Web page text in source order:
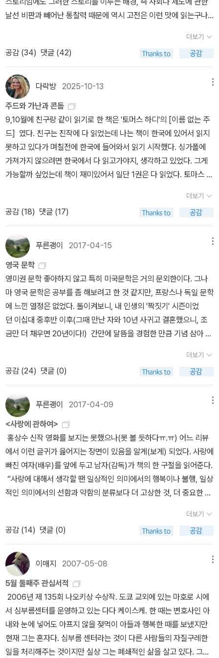
내는 억척스럽되, 지적 생활과는 거리가 먼 이 여자와의 삶을 위해 그
불행한 결혼은 그녀가 부모와 함께 호주로 떠나면서 종지부를 찍게
된다. 자신의 유보된 꿈을 실현하게 위해 찾아간 크라이스트민스터에
서 그는 사촌간인 수를 만나게 되고 그녀와 사랑에 빠진다. 주드와 수
는 가까운 친척이라는 것 외에도 “한 사람이 둘로 쪼개진 것 같은” 존
재이자 “속박되지 않으면 얼마든지 잘하는 일을 속박되면 마음이 내
키지 않는 습성이 우리 핏줄기에 들어있는” 연인들이다. 둘로 쪼개진
한 몸은, 아마 플라톤의 <향연>에 나오는 비유를 끌어들인 것이리라.
본래 한 몸이었던 남자-여자를 제우스가 남자/여자로 쪼갰다는 신화.
그런 플라톤에게서 사랑은 잃어버린 반쪽을 찾는 행위다. 그래서 수
가 주드의 옛 스승이자 나이차가 많은 필롯슨과 성급하게 결혼을 했
어도 두 사람이 서로의 주변을 끊임없이 맴돌며 두 사람의 온전한 결
합을 꿈꾸는 것도 그렇게 이해된다. 주드는 수의 곁을 떠나 사도가 되
때문에 좌절되고 만다. 주드는 그의 야심과 성실함에도 불구하고 가
다. 이 소설에서 가장 섬뜩한 부분은 주드의 첫 번째 결혼에서 태어난
아이가 두 사람의 아이를 죽이고 자신마저 자살하는 장면이다. 비극
의 신인 멜포메네의 얼굴을 하고 있다는 이 아이가 남긴 유서는 “우리
들이 너무 많아서 이렇게 떠납니다”라는 것. 크라이스트민스터의 집
주인들이 아이들이 셋이나 되는 이 가족에게 세를 들이지 않으려 하
자 이 아이는 임신한 수를 향해 “세상 안에 있는 것보다는 밖에 있는
편이 낫죠?”라며 “어머니는 어째서 이토록 심술궂고 잔인할 수가 있
함께 있을 방이 없어서 아버지가 다른 곳으로 가야하고 우리는 내일
쫓겨 나가야 하는데도 식구 하나를 곧 또 데려오다니!”라고 격렬하게
말한다. 이 대목은 어린아이의 투정으로 느껴지지 않는다. 마치 이것
은 주드와 수의 사랑의 실존이 필연적으로 부딪치게 되는 어떤 운명
적 장벽처럼 느껴진다. 주드와 수의 사랑은 아이러니의 연속이다. 사
랑이 깊어질수록 둘의 삶은 더 비극적이 되고, 사랑의 결실인 아이들
로 인해 더 큰 비극성이 잉태된다. 수는 주드에게 “날 사랑해선 안돼
요. 나를 좋아하기만 하세요. 그 이상은 안돼요”라는 말하지만 두 사
람의 애정은 그 한계를 용납하지 않는다. 둘은 가정을 꾸리고 살지만
그것을 제도적으로 보장하는 결혼에는 이르지 못한다. 사랑의 감정적
완성과 사회적 공인, 내지는 제도 속의 편입은 두 사람에게 불가능하
는 순간 깨어지는 것이다. “서둘러 결혼하고 천천히 후회하라”라는
의 사랑이 낳은 비극(아이들의 죽음) 앞에서 결국 결별하게 된다. “안
녕하 가세요, 나의 동료 죄인이며, 가장 친절한 친구인 오빠”, “잘 가
시오 나의 잘못 생각하는 아내여.” 이어 주드는 다시 돌아온 첫 부인
아라벨라로부터 버림받은 채 죽는다. 죽어가는 주드가 외치는 성경의
구절들은 자기부정의 묵시록으로 기억될 만하다. “내가 태어난 날을
멸하게 하라. 남자 아이를 잉태하였다하던 밤도 멸하게 하라.”“그날
이 어둠이 되게 하라. 하느님이 위에서 돌보지 말게 하라. 빛이 그날을
들을 나누게 되면서 아아, 어느밤, 루시아는 충동적으로 니콜라에게
입을 맞추게 된다. 니콜라는 당황하지만, 수많은 로맨스 영화의 클리
셰가 그러하듯, 열정으로 들끓어 입맞춤을 격하게 다시 시작하는 대
않고, 화를 내지도 않고, 그냥 얌전히 돌아가는 것이다. 아, 루시아여..
루시아에겐 '오마르' 라는 남자친구가 있었다. 그런데 이들의 종교가
달라서 오마르는 자신의 아버지에게 루시아를 여자친구라 소개하지
못하고, 이에 루시아는 빡친 상태였다. 지금 루시아가 시실리에 와 있
으면서 전화 통화만 하면서 루시아는 오마르에게 좀 스트레스를 받은
상황. 그러나 정리하지도 못한 상황에서 신부 니콜라에게 키스를 해
버렸어요. 키스, 키스, 키스...다음날, 루시아가 무슨 창고 같은거 혼자
정리하고 있는데, 니콜라가 갑자기 들어와서 문을 잠근다. 그리고 루
시아에게 '나에게 사과해요' 라고 말한다. 루시아는 당황해서 아무말
잊을 수 없게 만든걸' 사과 하라는거다. 하여간 이런 뉘앙스였다. 또
하고 싶은걸 사과하라는 거였나? 하여간 그래서 이 둘이 불이 붙어가
지고 바깥에서는 아이들의 야유회 활동이 한창인데, 이들은 창고에서
섹스를 하는 것입니다. 니콜라, 그는 신부인데... 그에겐 신이 있는
데........아 신이시여, 왜 남자친구 있는 여자에겐 남자가 꼬이고 virgi
n 인 여자는 그토록 바라는데도 남자 하나 주시지 않는건가요. 왜
죠? 그 뒤로 그들은 그냥 만나기만 하면 섹스를 한다. 여기서도 하고
저기서도 하고.. 딱히 19금 스러운 영화는 아닌 것 같고, 에로 영화도
아니다. 그냥 로맨스 영화인데, 자, 그러면 이제 이들은 어떻게 될까?
루시아는 남자친구 오마르에게 이별을 말하고 오마르는 울면서 그녀
를 떠난다. 발렌티나는 이들의 사이를 알고 빡이 친다. 왜 아니겠는가,
그러나 발렌티나는 미안해하는 루시아에게 '그를 좋아해서 잘 되게
도와달라고 했던 건, 우리 둘이 함께할 수 있는 것이기 때문이었다' 라
고 말한다. 그러니까 발렌티나는 우정을 소중히 생각했다는 것 같았
다. 하여간 그러거나 말거나 루시아와 니콜라의 애정행각이 이어지는
가운데, 그들에게도 미래를 결정해야 할 때가 도래하였으니, 이 여름
의 행사 기간이 끝났고, 루시아는 자신이 살던 도시로 돌아가야 했던
것이다. 니콜라에게 너는 네 길을 가라고 하면서, 그렇게 루시아는 떠
난다. 나는 아마 오마르랑 함께 하게 될거야, 라고 말하면서... 헤어짐
은 당연히 슬픈것이니, 그와 쿨하게 헤어지는 것 같았던 루시아는 혼
자서 발렌티나의 품에 안겨 운다. 이별은 슬픈 거에요. 정말 몰랐어요,
사랑이란 유리 같은것... 그런데 나는 니콜라가 궁금했다. 그녀와 사랑
했던 것, 육체적 관계가 있었던 것을, 설사 아무도 모른다고 해도... 신
부의 활동을 계속할 수 있을 것인가. 아아, 나에겐 속세의 섹스가 있었
그의 미래가 궁금했다. 루시아야 이별의 아픔을 겪겠지만 어쨌든 시
간이 지나면 회복하고 또 일상을 살아가겠지만, 성직자였던 니콜라에
게 그 후는 어떻게 찾아들것인가. 영화는 놀랍게도 그러부터 5년 후
를 보여준다. 그곳은 도시였다. 루시아가 사는 도시.. 어디인지 지금
까먹었네. 로마였나 밀라노였나.. 하여간 루시아는 아마도 업무를 마
치고 활기차게 도시를 걷는 중이었다. 집에 가는 모양이었다. 그런데
길에서 우연히!! 니콜라를 만난 것이다. 오, 니콜라?! 니콜라도 루시
아! 하면서 반가워한다. 그들은 길 한가운데서 반가워하며 안부를 전
되었나?! 이 인간이 화장실을 다녀오겠다며 잠깐 자리를 비웠다. 워
방이 여기서는 그만 마시자고 해서 그럼 저도 화장실 좀! 하면서 일어
나서 계산하고 오려고 했는데….. 아 징짜 이 인간이 계산 또 다 했어.
진짜 왜 그녀는 지갑마저 기민한가? 너무 통탄스러웠다. 사실 나는
내가 더 쓰면 썼지 누구한테 얻어먹는 거(신세 지는 거) 못 견뎌하는
편인데 다락방한테는 늘 진다. 우리 둘째 고양이별로 떠났을 때도 그
싱가포르에서 위로 선물을 챙겨 보내서 진짜…. 너무 고마웠었는데 그
래서 이 인간이 싱가포르에서 엽서 보냈을 때 오호라! 여기 주소 있겠
구나! 뭐 좀 챙겨 보내야지 하고 엽서를 샅샅이 봐도 이 치밀한 인간
주소를 안 썼어……-_-그래서 순댓국과 수육만큼은 내가 대접하고 싶
었는데 그 기회도 빼앗기고 심지어 나는 어제 빈손,무가방(가방 들고
다니는 거 싫어함)으로 나갔는데 빵이며 커피며 쇼핑백 두 개에 그득
그득 담아온 것이다락방 주변에 사람이 많는 이유는 아마도 이런 따
을 갔는데, 이 인간이 소심하게 먹태 같은 걸 시킬까요해서 너무 웃겼
ㅋㅋㅋㅋㅋ 후라이드치킨을 주문했다. 한마리. 다락방은 싱가포르에
서 이 한국 후라이드치킨과 순댓국이 진짜 먹고 싶었는데 오늘 다 먹
는다며 참으로 행복해했다…… 누가 보면 싱가포르에서 6년 있었는
줄….. ㅋㅋㅋㅋㅋㅋㅋㅋ 아무튼 다락방에게 후라이드치킨이라도 맛
나게 사줄 수 있어서 기뻤다.많은 이야기를 했고 많은 책 이야기도 했
다. 어제의 뜻밖의 수확은 장안(?)의 화제 앤드류의 실물 영접….은
아니고 실물 사진 영접 ㅋㅋㅋㅋㅋㅋㅋㅋㅋㅋㅋㅋ 아놔 진짜 충격이
리 님! 단발머리 님 그 멘트에 제가 한 살 더 올렸습니다. ㅋㅋㅋㅋㅋ
ㅋㅋㅋㅋㅋㅋ 아 진짜 앤드류…… ㅋㅋㅋㅋㅋㅋㅋㅋㅋㅋㅋㅋ아! 이게
제일 중요하다. 주말임에도 페이퍼를 쓰는 이유는…. 다락방이 꼭 호
주에서 사온 원두를 마신 후 어떤지 후기 올려달래서!오늘 아침에 5
호 병원 다녀와서(5호는 여전히 주말마다 병원 투어 중) 느긋하게 커
피를 내렸다. 커피맛에 일가견 있다는 다락방의 여동생분이 그토록
극찬했다는 이 원두. 호주의 자부심이 담긴 원두! 얼죽아인 집사2를
위해서는 아아로, 나는 따뜻하게….집사2가 이렇게 말했다. “헐… 올
해 마신 커피 중에 제일 맛있어!!!!”“올해 아직 2월인데….” ㅋㅋㅋㅋ
ㅋㅋ“아, 작년부터 올해까지 마신 커피 중에 제일 맛있어! 신맛이 이
렇게 풍부하면서 고소하고 진해!“정말 그랬다. 원두 생김새부터 좀 달
마시면 고소하다가 끝에 베리류 산미가 확 번지고 아이스로 마시면
그 반대로 맛이 느껴진다. 산미가 좋아서 그런지 아이스로 마시는 게
더 잘 어울리는 것도 같고…!? 아무튼 최고였다락방! 고맙다락방!그리
고 아래는 어제 우리가 나눈 이야기들 속에 등장한 책들….(10개밖에
못 올린다고!?)샐리 루니 안 잊었지 다락방?! ㅋㅋㅋㅋㅋ그리고 다락
방 남동생분 대빵이님이 ㅋㅋㅋㅋㅋㅋ 추천하신 히든 픽쳐스 어제부
터 읽기 시작했는데…… 오오, 재미나다!아무튼 다락방 다음엔 내가
먼저 화장실 간다!!!
늘 식빵이 정도에서 멈췄는데 삼겹살/와인병 되니까 신기해서 캡쳐도
했었다능 ㅋㅋㅋㅋㅋㅋ2025년 하반기에 좋았던 책들....(되도록 20
25년에 출간된 책에서 골라보려고 애썼다) 상반기 리스트를 보고 싶
은 분은 클릭.문학2024년에 이어 여전히 소설을 많이 읽지 못했다.
라보자면. 김안나, <어느 아이 이야기>별 기대 없이 읽다가 막판에
는 으아!...했다. 초반에 좀 지루한 느낌이 없잖아 있는데(건조한 보고
서 형식이 이어지는 부분은 더욱) 어느 순간부터 이야기에 빨려 들어
가더니, 도대체 왜? 하는 생각과 함께 ‘대니’의 생부는 과연 누구인가
추리소설을 읽는 느낌까지 든다. 같은 소재를 다뤄도 다른 방식&관점
으로 말하면 이렇게 새로운 작품이 탄생하는구나, 그래서 역시 문학
이지 고개를 끄덕끄덕하게 되는 작품이었다. 글자 수 제한 때문에 10
0자평은 줄여서 올렸는데 원래 끼적인 감상은 이렇다. ‘이 세상에 흩
삶. 다른 인종의 피가 흐르는 아이를 낳은 젊은 두 여성(‘캐럴’과 ‘H
a’)의 삶이 교차하며 그려진다. 인종과 국가, 국가 간의 경계 이런 것
들은 개인에게 어떤 지문을 남기는 것일까. 그토록 건조하고 경멸에
찬 느낌마저 주던 보고서가 막판에 달라지는 것을 보면 뭉클하면서도
참.... 인간은 측정이 가능한 존재인가? 인간의 거죽은 인간의 영혼과
연결돼 있는가? 묵직한 질문이 남는다. 그러니까 인종차별/우생학...
더불어 나치의 만행 같은 것들까지도 담긴 수작이다. 이런 소재 뻔할
것 같다고 생각하는 분들은 한번 읽어보시라. 아닐걸? ‘밀리의 서
재’에서 읽었는데, 밀리에서 읽기를 잘했다는 생각이 들었다. 온통 밑
줄이었는데, 종이책으로 읽었으면 이걸 언제다 옮기나...? 한숨 쉬었
을 듯. 밀리는 복사해서 옮겨두면 좋아요... 어떻게 인간을 측정하는
가? 존경심으로? 아니면 헌정하는 마음으로? 아니면 절대적 정확성
고통이 있으리니, 그는 객관성을 어긴 것이다. 그런데 이 측정을 통해
을? 인간의 거죽이 인간의 영혼과 연결돼 있다고, 아니, 아니다, 단순
히 연결된 정도가 아니라 아예 거죽이 그 인간의 영혼을 직접 지시하
는 것이다. 이 테제를 요약하면, 우리는 피부와 눈의 형태와 입술의 두
께 및 너비와 콧구멍의 형태로부터 영혼의 사본을 보는 것이다. 귀스
타브 르봉이 19세기 말에 주장했듯이, 모든 영혼은 정신의 지형을 갖
고 있는데 이는 정확히 그의 해부학적 지형과 똑같이 확정되어 있다.
-<어느 아이 이야기>, 지은이 | 김안나 - 밀리의 서재 존 밴빌, <오래
각해 보면 ‘이야기’때문일 수도 있지만 반드시 ‘이야기’ 때문만은 아니
라는 것을 일깨워주는 책이랄까. 나는 특히 더 그런 사람이란 걸 깨달
았다. 스토리만이 중요하다면 장르소설을 읽겠지...만 나는 장르소설
에서는 재미를 못 느낀다(오히려 지루해 죽을 것 같음). 왜냐면 결국
문학은 문체가 중요하니까. 그런 점에서 존 밴빌은, 문장이, 표현이 정
말 어쩜 이래?! 오랜만에 정말 제대로 쓰인 문학을 읽는 기분이었다.
오죽하면 다 읽고 나서 원서 전자책 찾아서 문장을 개처럼 훑었다...
미시즈 그레이의 “내 생각에 너는 이제 집에 가야 할 것 같아.”(p.32
1) 이 문장도 잊히질 않는다. 내가 평생 사랑했던 아우라 넘치는 모든
여자는, 지금 나는 사랑했다는 말을 가장 넓은 의미에서 사용하고 있
는데, 나에게 자신의 자국을 남겼다. 옛 창조의 신들이 진흙을 빚어 우
더보기
공감 (34) 댓글 (42)
다락방 2025-10-13
주드와 가난과 콘돔
9,10월에 친구랑 같이 읽기로 한 책은 '토머스 하디'의 [이름 없는 주
드] 였다. 친구는 진작에 다 읽었는데 나는 책이 한국에 있어서 읽지
못하고 있다가 며칠전에 한국에 들어와서 읽기 시작했다. 싱가폴에
가져가지 않으려면 한국에서 다 읽고가야지, 생각하고 있었다. 그게
가능할까 싶었는데 책이 재미있어서 일단 1권은 다 읽었다. 토마스 하
다. [성난 군중으로부터 멀리]는 읽고 다소 실망했던 감상을 남겼는
데, 흐음, 이게 뭐 그렇게 여성주의적이라고 상찬인거지? 햇는데 이
번에 주드 읽으면서 책날개의 소개를 보니 성난 군중으로부터 멀리가
두번째 책, 그러니까 하디의 초창기 작품이었다. 테스도 재미있게 읽
었지만 하디를 좋아한다고 생각하진 않았었는데, 막상 이번에 하디를
읽는다고 하니(친구가 고른 작품이다) 하디 때문에 영문학을 전공한
다고 했던 '아나스타샤'가 떠올랐다. 하디는 내 생각보다 더 대단한 작
가일지도 모르겠다, 고 생각했는데, 영화 <그레이의 50가지 그림자>
에서 아나스타샤가 친구 대신 대기업의 젊은 보쓰인 그레이를 인터뷰
하러 갔을 때, 친구 대신 왔음을 밝히며 자신은 영문학과라고 했더랬
다. 그때 그레이는 아나스타샤에게 큰 흥미를 느끼며 물어본다.'샬롯
브론테, 제인 오스틴, 토마스 하디 중 누구죠? 당신을 문학으로 인도
한게..'그리고 아나스타샤는 이렇게 답한다.'하디요.'당시에 저 세 명의
영문학 전공을 선택할 때 대부분 저 세 명중에 한 명인가보구나, 라고
만 생각했다. 그리고 샬롯 브론테, 제인 오스틴이 아니라 저 세 명중
유일한 남자 성별인 하디를 선택한게 인상적이어서 이 장면을 기억하
고 있다. 이 영화 외에도 다른 영화에서도 하디를 좋아하는 주인공이
나왔던 것 같은데 잘 기억은 안난다. 어쨌든 그레이는 그 뒤로 참... 어
처구니 없는게, 자기가 부러 아나스타샤 보러겨 아나스타샤가 아르바
이트하는 가게를 찾아가놓고서는, 자기한테 흥미를 보이는 아나스타
샤에게 '나를 멀리해요' 라고 한다. 웃겨 진짜 ㅋㅋㅋㅋㅋㅋㅋㅋ니가
샤한테 이번에는 [테스]의 초판본(first edition)을 보내준다. 야, 너
를 멀리하라며 ㅋㅋㅋㅋㅋㅋㅋㅋㅋㅋㅋㅋㅋ그러나 내가 하려고 한
이야기는 그레이의 50가지 이야기 .. 가 아니라 이름 없는 주드에 대
한 것이다.이름 없는 주드라면 아주 오래전에 그러니까 아마도 이십
년도 더 전에 영화를 먼저 보았더랬다. 그 영화의 전체적인 분위기가
우울했던 것과 그리고 영화의 후반부에서 너무 충격적인 아이들의 죽
음 장면이 나오던 것만 기억에 남아있었다. 그래서 책으로 보니 처음
에 새로웠는데, 하아, 주드.. 어릴적부터 부모도 죽고 가난해서 할머니
밑에서 자라면서 사랑을 받지 못하고 노동을 하며 지낸다. 할머니는
너도 부모랑 같이 갔어야 됐는데, 라는 말을 아무렇지도 않게 내뱉는
인물이다. 어린 나이에도 돈을 벌기 위해 옆 농부네 농장에 일하러 갔
더보기
공감 (18) 댓글 (17)
푸른괭이 2017-04-15
영국 문학
영미권 문학 좋아하지 않고 특히 미국문학은 거의 문외한이다. 그나
마 영국 문학은 공부를 좀 해보려고 한 것 같지만, 프랑스나 독일 문학
에 느낀 열정은 없었다. 돌이켜보니, 내 인생의 '짝짓기' 시즌이었
던 이십대 중후반 이후(그때 만난 자와 10년 사귀고 결혼했으니, 조
금만 더 채우면 20년이다!) 간만에 달뜸을 경험한 만큼 기념 삼아 내
시절, 초록색 표지의 아주 조그만 책으로 된 셰-어 전집에 도전한 기
억이 있다. 그래봐야 별로 접수하지 못한 것 같다. 나이 들고 비극부터
차근차근 읽어가고 있다. 책으로 읽지는 않아도 BBC 드라마와 수준
높은 애니메이션을 통해 희극, 로맨스, 사극 등도 많이 접하게 되었다.
명불허전이다. 셰-어는 지금은 치매로 요양원에 누워 계신 큰아버지
의 전공이기도 하(했)다. 그 다음, 고등학교 때 읽으면 무척 -
시피 봤지만 서른 넘으면서부터는 그 나름의 의미를 보게 된 작가. 제
인 오스틴이다. 전집이 나온 건 지금 알았다, 깜놀. 책도 책이지만, 영
화로도 익숙하다. <이성과 감성>에는 엠마 톰슨, 케이트 윈슬렛, 휴
그랜트, 알란 릭맨(지금은 고인이 된) 등의 배우들이 나왔던 듯하다.
<오만과 편견>은 말할 필요도 없겠다. 영국의 사고방식, 생활 패턴,
역시나 여성 작가들이지만 제인 오스틴과는 좀 다른 종류의
아껴왔다. 헐, 앤 브론테가 번역된 건 지금 알았다. 그리고
19세기 문학, 혹은 소설사에서 빼놓으면 어딘가 미안한 작가, 찰스 디
킨스. 살아생전에 그는 러시아 작가들에게도 모델이었는데, (유감스
럽게도 읽지 못한!) 그의 <픽윅(?) 클럽>은 도..키가 좋아했던 작품
이기도 하다. 대표작인 <위대한 유산>은 러브스토리가 아니라 고아
소년 핍의 성장담, '젠틀맨-되기'의 드라마로 읽힌다. 귀국한 다음 30
대 초반 어느 날, 도서관에서 <데이비드...>를 읽던 기억이 아스라하
다. 19세기 영국 작가 중에 이런 자도 있었는데, 어느 시점
더보기
공감 (24) 댓글 (0)
푸른괭이 2017-04-09
<사랑에 관하여>
홍상수 신작 영화를 보지는 못했으나(못 볼 듯하다ㅠ.ㅠ) 어느 리뷰
에서 이런 글귀가 읊어지는 장면이 있음을 알게(보게) 되었다. 사랑에
빠진 여자(배우)를 앞에 두고 남자(감독)가 책의 한 구절을 읽어준다.
“사랑에 대해서 생각할 땐 일상적인 의미에서의 행복이나 불행, 일상
적인 의미에서의 선함과 약함의 분류보다 더 고상한 것, 더 중요한 것
아야 한다는 것을 알겠습니다.” 이 소설은 수업 시간에는 잘 다루지
않으나 체호프의 단편 중 하나이다. 보다 더 대표작이고 교과서에 가
까운 <상자 속 사나이(인간)>에 이어 '소(작은) 삼부작'으로 쓰인 소
설 중 하나. 국내 번역본 중 하나는 아예 이 소설을 표제작으로 내걸었
다. 표지 그림, 뜻밖에도(!) 추상화의 대가 칸딘스키가 그린 수채화이
다. 사랑. 연애. 결혼. 쉽고도 어렵고, 또 어렵고도 쉽다. '개
나 소나' 다 하는 것이면서(그야 짝짓기, 번식 이런 거니까 지렁이도
한다) 동시에 너무 고등한(!) 동물은 인간은 의외로 (잘) 하기 힘든 어
떤 것이기도 하다. 그렇기에 더더욱 체호프의 저 아포리즘 같은 말이
의미심장하게 들리는지도 모르겠다. 하지만 역시나 체호프의 재능은
더보기
공감 (14) 댓글 (0)
이매지 2007-05-08
5월 둘째주 관심서적
2006년 제 135회 나오키상 수상작. 도쿄 교외에 있는 마호로 시에
서 심부름센터를 운영하고 있는 다다 케이스케. 한 때는 변호사인 아
내와 눈에 넣어도 아프지 않을 젖먹이 아들과 행복한 때를 보냈지만
현재 그는 혼자다. 심부름 센터라는 것이 다른 사람들의 자질구레한
일을 처리해주는 것이지만 실상 그는 폐쇄적인 삶을 살고 있다. 그런